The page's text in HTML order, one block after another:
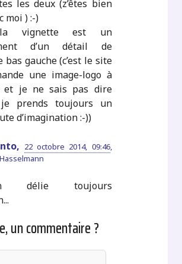
les deux (z’êtes bien
moi ) :-)
vignette est un
d’un détail de
bas gauche (c’est le site
une image-logo à
et je ne sais pas dire
prends toujours un
d’imagination :-))
22 octobre 2014, 09:46,
délie toujours
un commentaire ?